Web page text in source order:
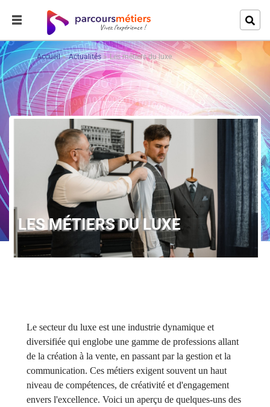
Accueil Actualités Les métiers du luxe
LES MÉTIERS DU LUXE
Le secteur du luxe est une industrie dynamique et
diversifiée qui englobe une gamme de professions allant
de la création à la vente, en passant par la gestion et la
communication. Ces métiers exigent souvent un haut
niveau de compétences, de créativité et d'engagement
envers l'excellence. Voici un aperçu de quelques-uns des